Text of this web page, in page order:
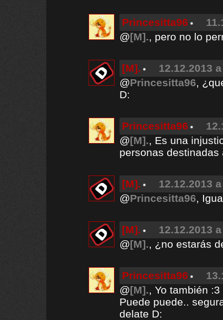
Princesitta96
@[M]., pero no lo
[M].
12.12.2013
@Princesitta96,
D:
Princesitta96
@[M]., Es una
personas
[M].
12.12.2013
@Princesitta96,
[M].
12.12.2013
@[M]., ¿no estarás
Princesitta96
@[M]., Yo también :3
Puede puede..
delate D: